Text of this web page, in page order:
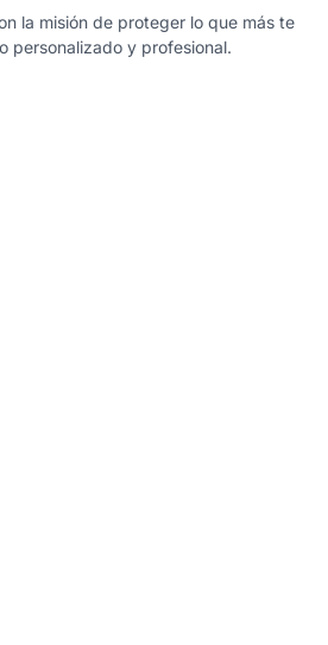
la misión de proteger lo que más te
personalizado y profesional.